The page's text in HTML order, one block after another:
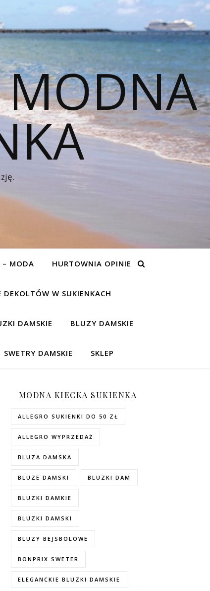
MODNA
– MODA HURTOWNIA OPINIE
DEKOLTÓW W SUKIENKACH
DAMSKIE BLUZY DAMSKIE
SWETRY DAMSKIE SKLEP
MODNA KIECKA SUKIENKA
ALLEGRO SUKIENKI DO 50 ZŁ
ALLEGRO WYPRZEDAŻ
BLUZA DAMSKA
BLUZE DAMSKI BLUZKI DAM
BLUZKI DAMKIE
BLUZKI DAMSKI
BLUZY BEJSBOLOWE
BONPRIX SWETER
ELEGANCKIE BLUZKI DAMSKIE